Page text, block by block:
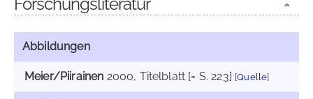
Abbildungen
Meier/Piirainen 2000, Titelblatt [= S. 223] [Quelle]